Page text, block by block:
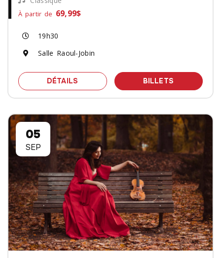
À partir de 69,99$
19h30
Salle Raoul-Jobin
DÉTAILS SPECTACLE LES QUATRE SAISONS :
BILLETS DES
05
SEP